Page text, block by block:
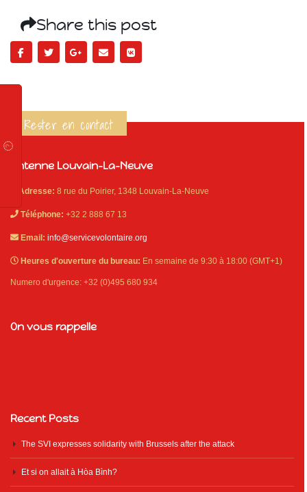
Share this post
Rester en contact
Antenne Louvain-La-Neuve
Adresse: 8 rue du Poirier, 1348 Louvain-La-Neuve
Téléphone: +32 2 888 67 13
Email: info@servicevolontaire.org
Heures d'ouverture du bureau: En semaine de 9:30 à 18:00 (GMT+1)
Numero d'urgence: +32 (0)495 680 934
On vous rappelle
Recent Posts
The SVI expresses solidarity with Brussels after the attack
Et si on allait à Hòa Bình?